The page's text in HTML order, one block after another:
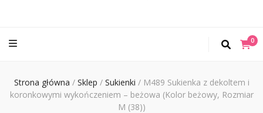
0
Strona główna / Sklep / Sukienki / M489 Sukienka z dekoltem i
koronkowymi wykończeniem – beżowa (Kolor beżowy, Rozmiar
M (38))